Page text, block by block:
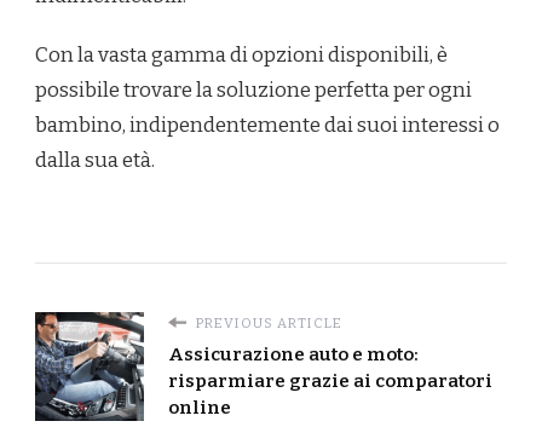
Con la vasta gamma di opzioni disponibili, è
possibile trovare la soluzione perfetta per ogni
bambino, indipendentemente dai suoi interessi o
dalla sua età.
PREVIOUS ARTICLE
Assicurazione auto e moto:
risparmiare grazie ai comparatori
online